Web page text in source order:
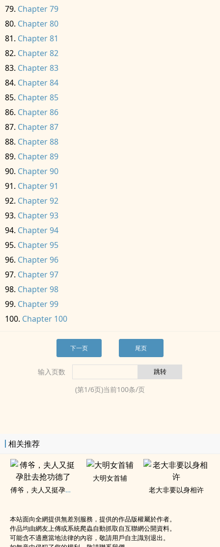
Chapter 79
Chapter 80
Chapter 81
Chapter 82
Chapter 83
Chapter 84
Chapter 85
Chapter 86
Chapter 87
Chapter 88
Chapter 89
Chapter 90
Chapter 91
Chapter 92
Chapter 93
Chapter 94
Chapter 95
Chapter 96
Chapter 97
Chapter 98
Chapter 99
Chapter 100
下一页 尾页
输入页数
(第1/6页)当前100条/页
相关推荐
傅爷，夫人又挺孕肚去抢功德了
大明女首辅
老大非要以身相许
本站面向全網提供無差別服務，提供的作品版權屬於作者。
作品均由網友上傳或系統爬蟲自動抓取自互聯網公開資料。
可能含不適應當地法律的內容，敬請用戶自主識別退出。